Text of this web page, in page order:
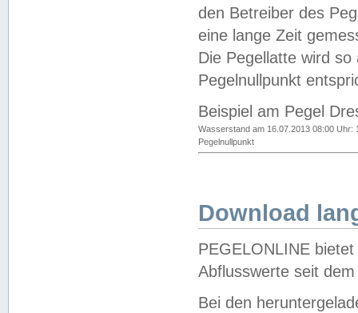
den Betreiber des
eine lange Zeit
Die Pegellatte wird
Pegelnullpunkt
Beispiel am Pegel
Wasserstand am 16.07.2013 08:00 Uhr:
Pegelnullpunkt
Download
PEGELONLINE
Abflusswerte seit
Bei den